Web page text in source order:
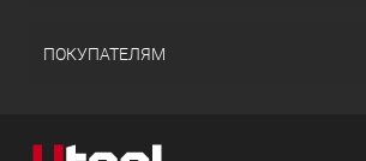
ПОКУПАТЕЛЯМ